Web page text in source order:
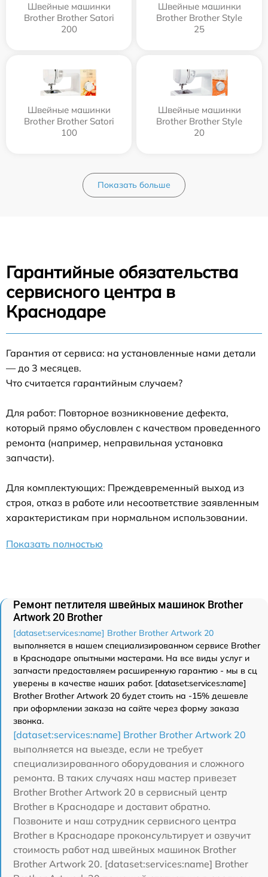
Швейные машинки
Brother Brother Satori
200
Швейные машинки
Brother Brother Style
25
Швейные машинки
Brother Brother Satori
100
Швейные машинки
Brother Brother Style
20
Показать больше
Гарантийные обязательства
сервисного центра в
Краснодаре
Гарантия от сервиса: на установленные нами детали
— до 3 месяцев.
Что считается гарантийным случаем?
Для работ: Повторное возникновение дефекта,
который прямо обусловлен с качеством проведенного
ремонта (например, неправильная установка
запчасти).
Для комплектующих: Преждевременный выход из
строя, отказ в работе или несоответствие заявленным
характеристикам при нормальном использовании.
Показать полностью
Ремонт петлителя швейных машинок Brother
Artwork 20 Brother
[dataset:services:name] Brother Brother Artwork 20
выполняется в нашем специализированном сервисе Brother
в Краснодаре опытными мастерами. На все виды услуг и
запчасти предоставляем расширенную гарантию - мы в сц
уверены в качестве наших работ. [dataset:services:name]
Brother Brother Artwork 20 будет стоить на -15% дешевле
при оформлении заказа на сайте через форму заказа
звонка.
[dataset:services:name] Brother Brother Artwork 20
выполняется на выезде, если не требует
специализированного оборудования и сложного
ремонта. В таких случаях наш мастер привезет
Brother Brother Artwork 20 в сервисный центр
Brother в Краснодаре и доставит обратно.
Позвоните и наш сотрудник сервисного центра
Brother в Краснодаре проконсультирует и озвучит
стоимость работ над швейных машинок Brother
Brother Artwork 20. [dataset:services:name] Brother